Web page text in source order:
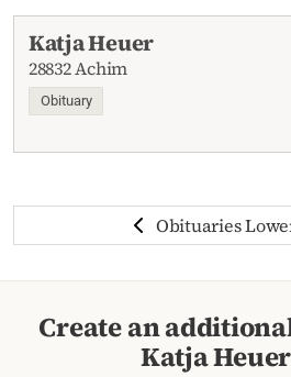
Katja Heuer
28832 Achim
Obituary
Obituaries
Create an
Katja